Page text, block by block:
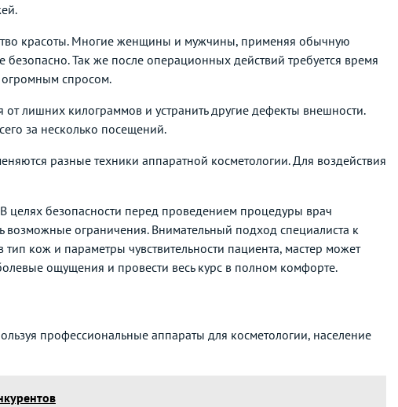
красоты. Многие женщины и мужчины, применяя обычную
безопасно. Так же после операционных действий требуется время
огромным спросом.
лишних килограммов и устранить другие дефекты внешности.
за несколько посещений.
разные техники аппаратной косметологии. Для воздействия
целях безопасности перед проведением процедуры врач
возможные ограничения. Внимательный подход специалиста к
кож и параметры чувствительности пациента, мастер может
ощущения и провести весь курс в полном комфорте.
профессиональные аппараты для косметологии, население